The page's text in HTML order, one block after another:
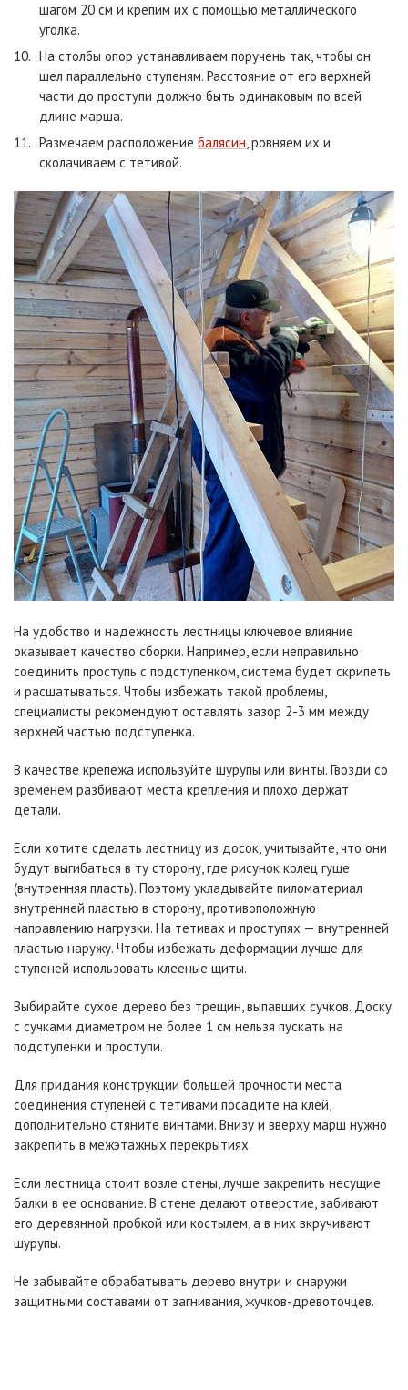
шагом 20 см и крепим их с помощью металлического
уголка.
На столбы опор устанавливаем поручень так, чтобы он
шел параллельно ступеням. Расстояние от его верхней
части до проступи должно быть одинаковым по всей
длине марша.
Размечаем расположение балясин, ровняем их и
сколачиваем с тетивой.
На удобство и надежность лестницы ключевое влияние
оказывает качество сборки. Например, если неправильно
соединить проступь с подступенком, система будет скрипеть
и расшатываться. Чтобы избежать такой проблемы,
специалисты рекомендуют оставлять зазор 2-3 мм между
верхней частью подступенка.
В качестве крепежа используйте шурупы или винты. Гвозди со
временем разбивают места крепления и плохо держат
детали.
Если хотите сделать лестницу из досок, учитывайте, что они
будут выгибаться в ту сторону, где рисунок колец гуще
(внутренняя пласть). Поэтому укладывайте пиломатериал
внутренней пластью в сторону, противоположную
направлению нагрузки. На тетивах и проступях — внутренней
пластью наружу. Чтобы избежать деформации лучше для
ступеней использовать клееные щиты.
Выбирайте сухое дерево без трещин, выпавших сучков. Доску
с сучками диаметром не более 1 см нельзя пускать на
подступенки и проступи.
Для придания конструкции большей прочности места
соединения ступеней с тетивами посадите на клей,
дополнительно стяните винтами. Внизу и вверху марш нужно
закрепить в межэтажных перекрытиях.
Если лестница стоит возле стены, лучше закрепить несущие
балки в ее основание. В стене делают отверстие, забивают
его деревянной пробкой или костылем, а в них вкручивают
шурупы.
Не забывайте обрабатывать дерево внутри и снаружи
защитными составами от загнивания, жучков-древоточцев.